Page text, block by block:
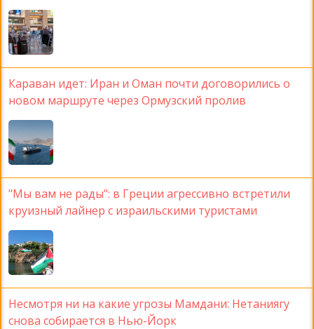
Караван идет: Иран и Оман почти договорились о
новом маршруте через Ормузский пролив
"Мы вам не рады": в Греции агрессивно встретили
круизный лайнер с израильскими туристами
Несмотря ни на какие угрозы Мамдани: Нетаниягу
снова собирается в Нью-Йорк